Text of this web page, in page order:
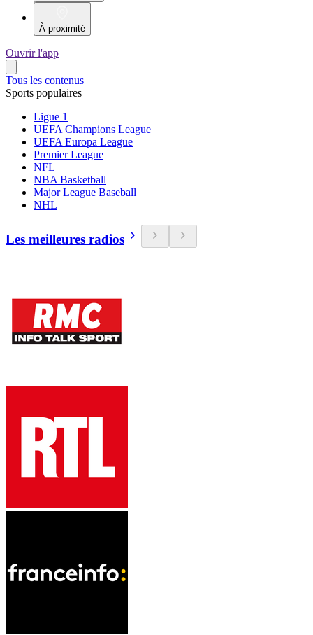
À proximité
Ouvrir l'app
Tous les contenus
Sports populaires
Ligue 1
UEFA Champions League
UEFA Europa League
Premier League
NFL
NBA Basketball
Major League Baseball
NHL
Les meilleures radios